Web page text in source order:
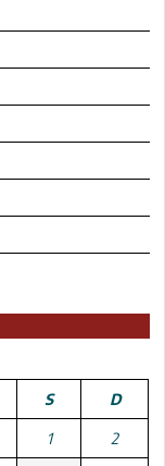
S D
1 2